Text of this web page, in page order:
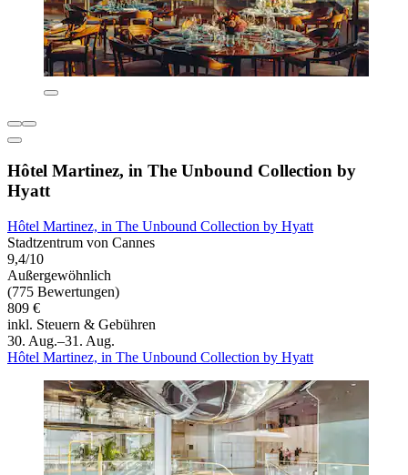
Hôtel Martinez, in The Unbound Collection by
Hyatt
Hôtel Martinez, in The Unbound Collection by Hyatt
Stadtzentrum von Cannes
9,4/10
Außergewöhnlich
(775 Bewertungen)
809 €
inkl. Steuern & Gebühren
30. Aug.–31. Aug.
Hôtel Martinez, in The Unbound Collection by Hyatt